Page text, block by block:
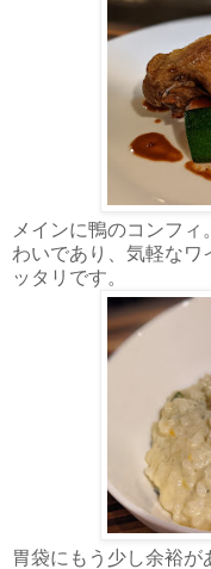
メインに鴨のコンフ
わいであり、気軽な
ッタリです。
胃袋にもう少し余裕